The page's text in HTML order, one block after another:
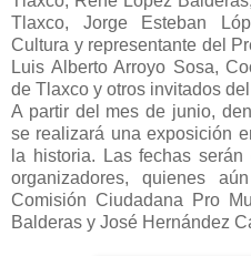
Tlaxco, Jorge Esteban
Cultura y representante del
Luis Alberto Arroyo Sosa,
de Tlaxco y otros invitados
A partir del mes de junio,
se realizará una exposición
la historia. Las fechas
organizadores, quienes
Comisión Ciudadana Pro
Balderas y José Hernández